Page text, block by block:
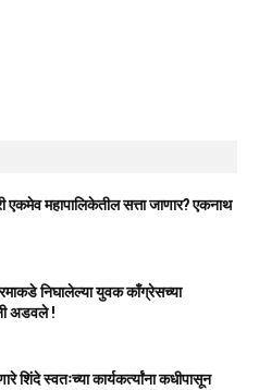
एकमेव महापालिकेतील सत्ता जाणार? एकनाथ
निघालेल्या युवक काँग्रेसच्या
अडवले !
शिंदे स्वतःच्या कार्यकर्त्यांना कधीपासून